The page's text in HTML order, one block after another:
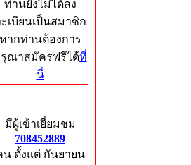
ท่านยังไม่ได้ลง
เบียนเป็นสมาชิก
หากท่านต้องการ
ณาสมัครฟรีได้ที่
นี่
มีผู้เข้าเยี่ยมชม
708452889
น ตั้งแต่ กันยายน